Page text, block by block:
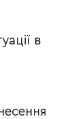
в